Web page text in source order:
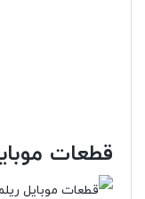
قطعات